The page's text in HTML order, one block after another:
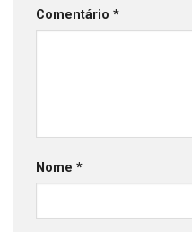
Comentário *
Nome *